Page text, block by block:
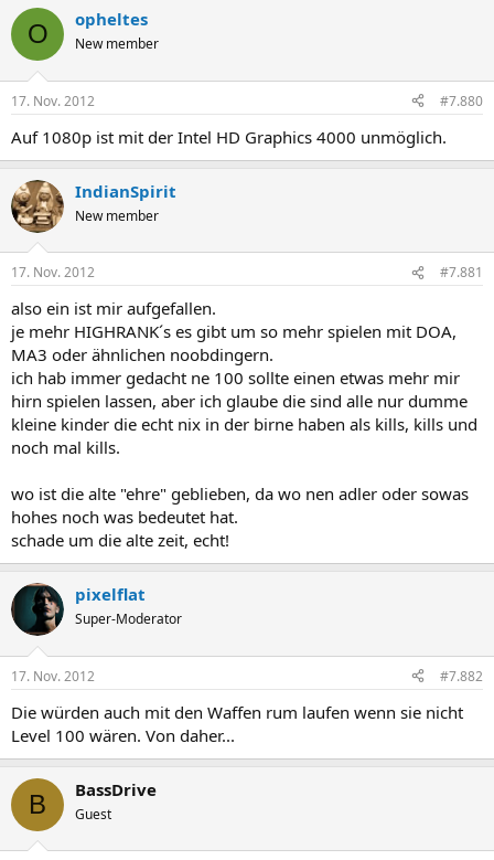
O opheltes
New member
17. Nov. 2012 #7.880
Auf 1080p ist mit der Intel HD Graphics 4000 unmöglich.
IndianSpirit
New member
17. Nov. 2012 #7.881
also ein ist mir aufgefallen.
je mehr HIGHRANK´s es gibt um so mehr spielen mit DOA,
MA3 oder ähnlichen noobdingern.
ich hab immer gedacht ne 100 sollte einen etwas mehr mir
hirn spielen lassen, aber ich glaube die sind alle nur dumme
kleine kinder die echt nix in der birne haben als kills, kills und
noch mal kills.
wo ist die alte "ehre" geblieben, da wo nen adler oder sowas
hohes noch was bedeutet hat.
schade um die alte zeit, echt!
pixelflat
Super-Moderator
17. Nov. 2012 #7.882
Die würden auch mit den Waffen rum laufen wenn sie nicht
Level 100 wären. Von daher...
B BassDrive
Guest